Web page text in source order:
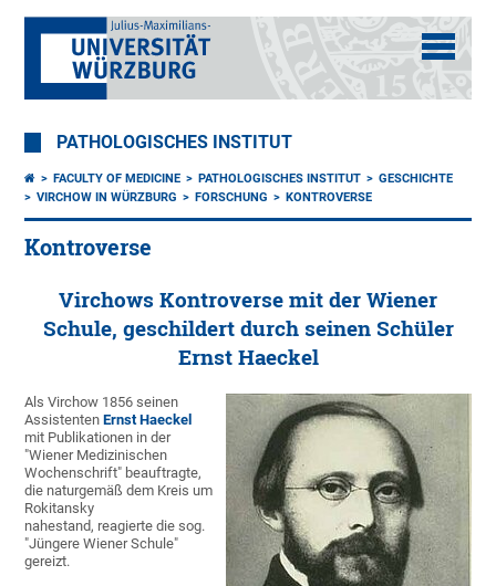
PATHOLOGISCHES INSTITUT
FACULTY OF MEDICINE PATHOLOGISCHES INSTITUT
GESCHICHTE
VIRCHOW IN WÜRZBURG
FORSCHUNG KONTROVERSE
Kontroverse
Virchows Kontroverse mit der Wiener
Schule, geschildert durch seinen Schüler
Ernst Haeckel
Als Virchow 1856 seinen
AssistentenErnst Haeckel
mit Publikationen in der
"Wiener Medizinischen
Wochenschrift" beauftragte,
die naturgemäß dem Kreis um
Rokitansky
nahestand, reagierte die sog.
"Jüngere Wiener Schule"
gereizt.